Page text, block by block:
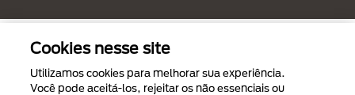
Cookies nesse site
Utilizamos cookies para melhorar sua experiência.
Você pode aceitá-los, rejeitar os não essenciais ou